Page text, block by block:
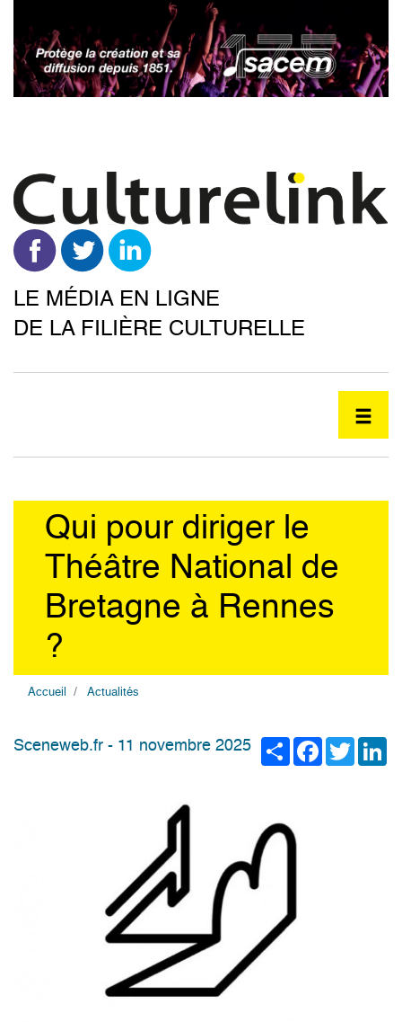
contenu
principal
LE MÉDIA EN LIGNE
DE LA FILIÈRE CULTURELLE
Qui pour diriger le
Théâtre National de
Bretagne à Rennes
?
Accueil Actualités
ShareFacebook
Twitter
Sceneweb.fr - 11 novembre 2025